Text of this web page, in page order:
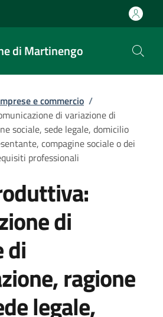
di Martinengo
e commercio /
di variazione di
sociale, sede legale, domicilio
compagine sociale o dei
professionali
di
di
ragione
legale,